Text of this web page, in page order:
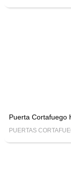
Puerta Cortafuego
PUERTAS